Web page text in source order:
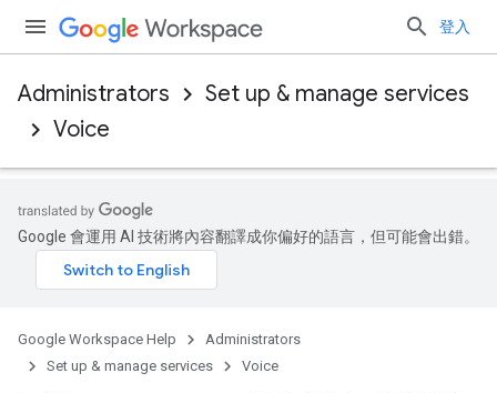
登入
Administrators
Set up & manage services
Voice
Google 會運用 AI 技術將內容翻譯成你偏好的語言，但可能會出錯。
Google Workspace Help
Administrators
Set up & manage services
Voice